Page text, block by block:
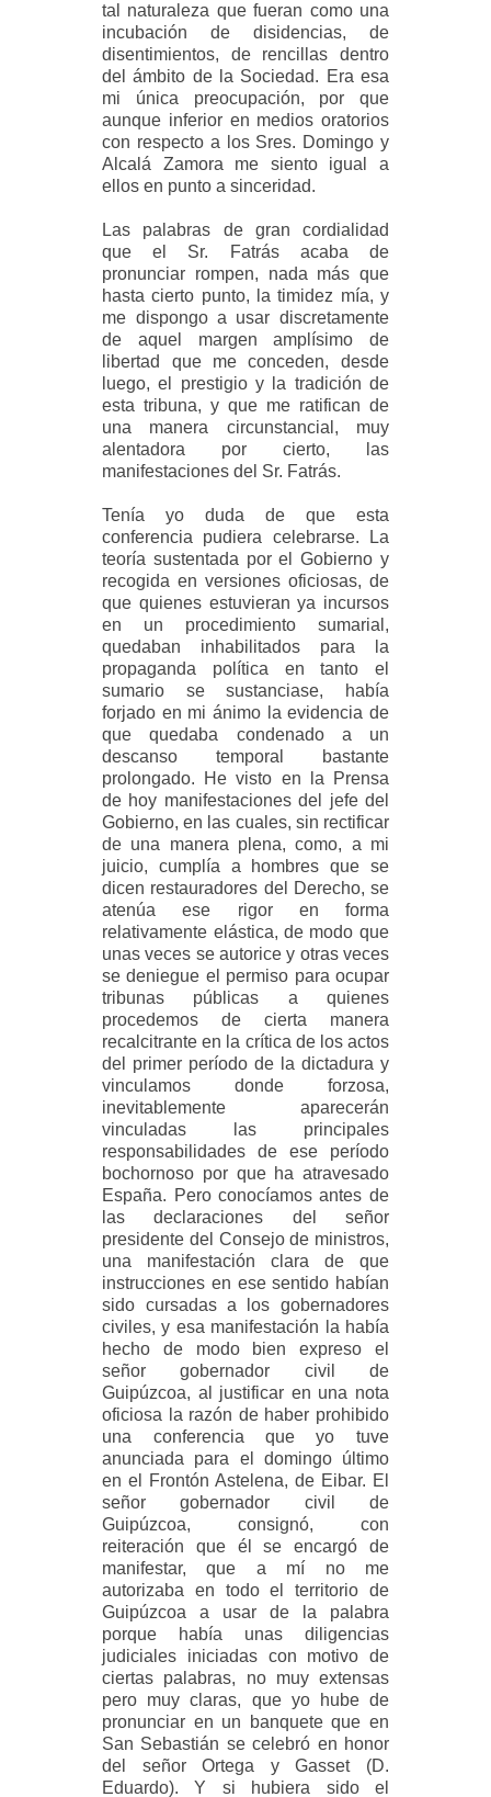
tal naturaleza que fueran como una
incubación de disidencias, de
disentimientos, de rencillas dentro
del ámbito de la Sociedad. Era esa
mi única preocupación, por que
aunque inferior en medios oratorios
con respecto a los Sres. Domingo y
Alcalá Zamora me siento igual a
ellos en punto a sinceridad.
Las palabras de gran cordialidad
que el Sr. Fatrás acaba de
pronunciar rompen, nada más que
hasta cierto punto, la timidez mía, y
me dispongo a usar discretamente
de aquel margen amplísimo de
libertad que me conceden, desde
luego, el prestigio y la tradición de
esta tribuna, y que me ratifican de
una manera circunstancial, muy
alentadora por cierto, las
manifestaciones del Sr. Fatrás.
Tenía yo duda de que esta
conferencia pudiera celebrarse. La
teoría sustentada por el Gobierno y
recogida en versiones oficiosas, de
que quienes estuvieran ya incursos
en un procedimiento sumarial,
quedaban inhabilitados para la
propaganda política en tanto el
sumario se sustanciase, había
forjado en mi ánimo la evidencia de
que quedaba condenado a un
descanso temporal bastante
prolongado. He visto en la Prensa
de hoy manifestaciones del jefe del
Gobierno, en las cuales, sin rectificar
de una manera plena, como, a mi
juicio, cumplía a hombres que se
dicen restauradores del Derecho, se
atenúa ese rigor en forma
relativamente elástica, de modo que
unas veces se autorice y otras veces
se deniegue el permiso para ocupar
tribunas públicas a quienes
procedemos de cierta manera
recalcitrante en la crítica de los actos
del primer período de la dictadura y
vinculamos donde forzosa,
inevitablemente aparecerán
vinculadas las principales
responsabilidades de ese período
bochornoso por que ha atravesado
España. Pero conocíamos antes de
las declaraciones del señor
presidente del Consejo de ministros,
una manifestación clara de que
instrucciones en ese sentido habían
sido cursadas a los gobernadores
civiles, y esa manifestación la había
hecho de modo bien expreso el
señor gobernador civil de
Guipúzcoa, al justificar en una nota
oficiosa la razón de haber prohibido
una conferencia que yo tuve
anunciada para el domingo último
en el Frontón Astelena, de Eibar. El
señor gobernador civil de
Guipúzcoa, consignó, con
reiteración que él se encargó de
manifestar, que a mí no me
autorizaba en todo el territorio de
Guipúzcoa a usar de la palabra
porque había unas diligencias
judiciales iniciadas con motivo de
ciertas palabras, no muy extensas
pero muy claras, que yo hube de
pronunciar en un banquete que en
San Sebastián se celebró en honor
del señor Ortega y Gasset (D.
Eduardo). Y si hubiera sido el